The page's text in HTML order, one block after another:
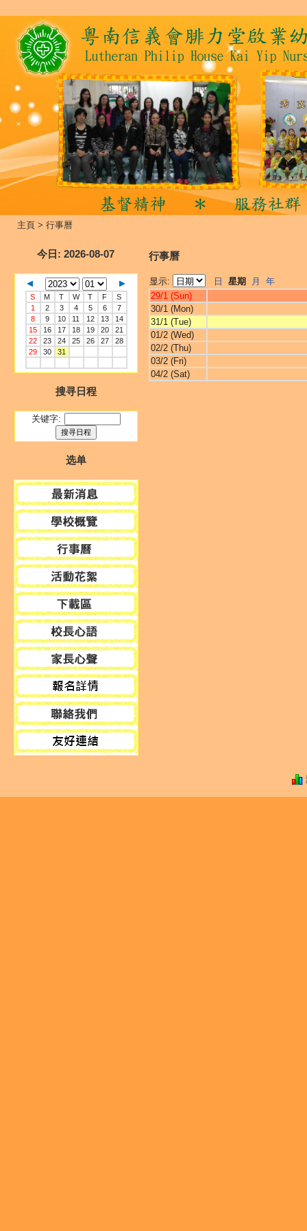
主頁 > 行事曆
今日 : 2026-08-07
S M T W T F
S
1
2 3 4 5 6
7
8
9 10 11 12 13
14
15
16 17 18 19 20
21
22
23 24 25 26 27
28
29
30 31
搜寻日程
关键字:
选单
行事曆
显示: 日 星期 月
年
29/1 (Sun)
30/1 (Mon)
31/1 (Tue)
01/2 (Wed)
02/2 (Thu)
03/2 (Fri)
04/2 (Sat)